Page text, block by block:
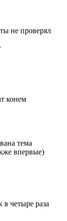
не проверял
конем
тема
впервые)
четыре раза